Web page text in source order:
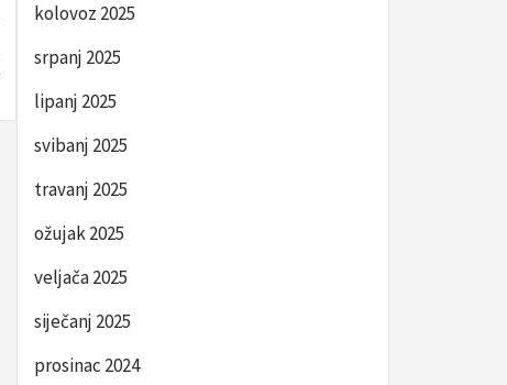
kolovoz 2025
srpanj 2025
lipanj 2025
svibanj 2025
travanj 2025
ožujak 2025
veljača 2025
siječanj 2025
prosinac 2024